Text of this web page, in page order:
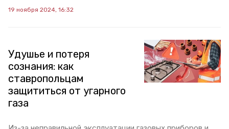
19 ноября 2024, 16:32
Удушье и потеря
сознания: как
ставропольцам
защититься от угарного
газа